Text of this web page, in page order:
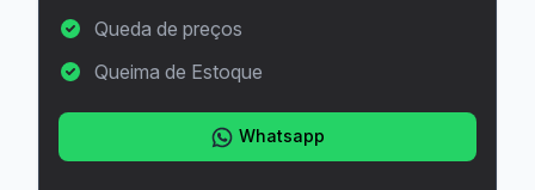
Queda de preços
Queima de Estoque
Whatsapp